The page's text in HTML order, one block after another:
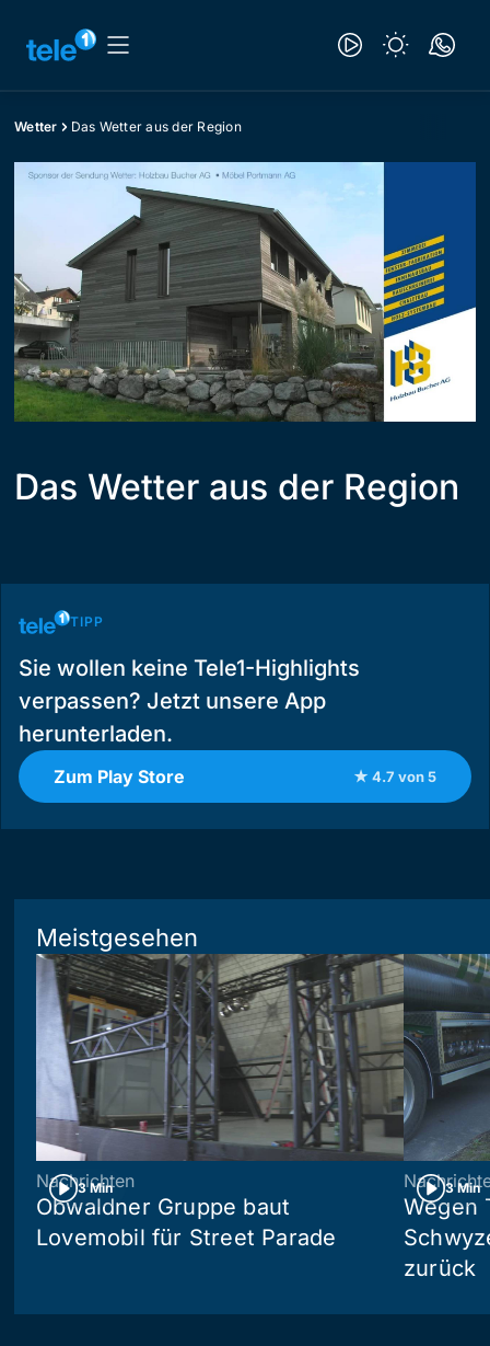
Wetter Das Wetter aus der Region
Das Wetter aus der Region
TIPP
Sie wollen keine Tele1-Highlights
verpassen? Jetzt unsere App
herunterladen.
Zum Play Store ★ 4.7 von 5
Meistgesehen
3 Min
Nachrichten
Obwaldner Gruppe baut
Lovemobil für Street Parade
3 Min
Wegen
zurück